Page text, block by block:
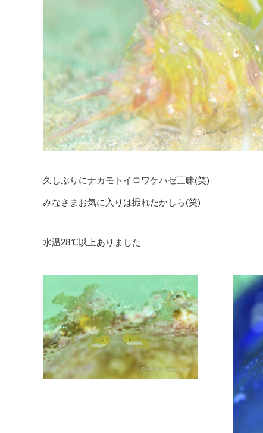
久しぶりにナカモトイロワケハゼ三昧(笑)
みなさまお気に入りは撮れたかしら(笑)
水温28℃以上ありました